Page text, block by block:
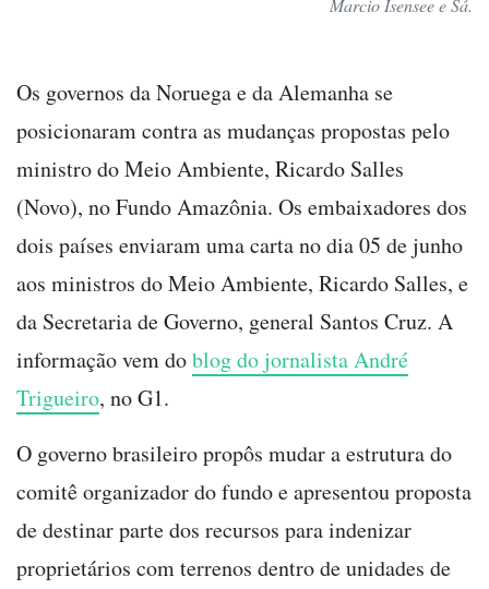
Marcio Isensee e Sá.
Os governos da Noruega e da Alemanha se
posicionaram contra as mudanças propostas pelo
ministro do Meio Ambiente, Ricardo Salles
(Novo), no Fundo Amazônia. Os embaixadores dos
dois países enviaram uma carta no dia 05 de junho
aos ministros do Meio Ambiente, Ricardo Salles, e
da Secretaria de Governo, general Santos Cruz. A
informação vem doblog do jornalista André
Trigueiro, no G1.
O governo brasileiro propôs mudar a estrutura do
comitê organizador do fundo e apresentou proposta
de destinar parte dos recursos para indenizar
proprietários com terrenos dentro de unidades de